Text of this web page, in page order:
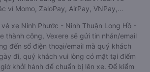
ví Momo, ZaloPay, AirPay, VNPay,…
xe Ninh Phước - Ninh Thuận Long Hồ -
thành công, Vexere sẽ gửi tin nhắn/email
đến số điện thoại/email mà quý khách
đi, quý khách vui lòng có mặt tại điểm
khởi hành để chuẩn bị lên xe. Để kiểm